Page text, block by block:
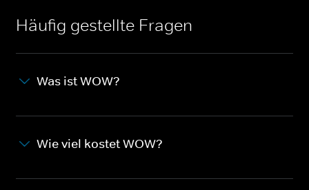
Häufig gestellte Fragen
Was ist WOW?
Wie viel kostet WOW?